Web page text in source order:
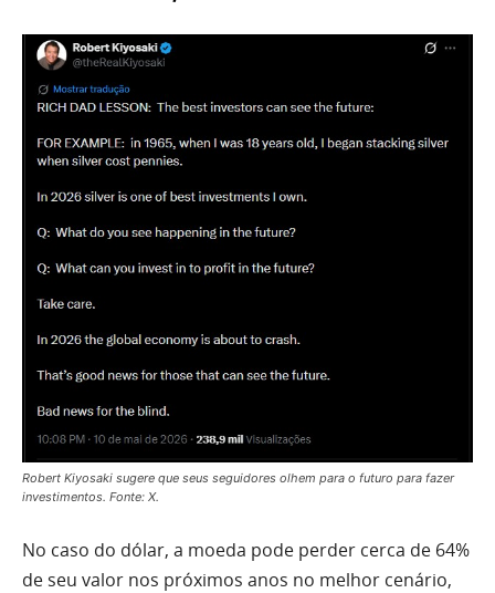
Robert Kiyosaki sugere que seus seguidores olhem para o futuro para fazer
investimentos. Fonte: X.
No caso do dólar, a moeda pode perder cerca de 64%
de seu valor nos próximos anos no melhor cenário,